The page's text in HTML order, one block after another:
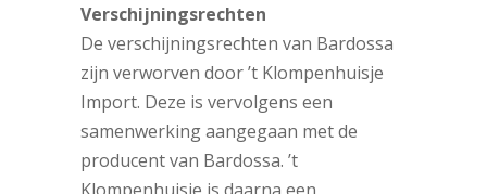
Verschijningsrechten
De verschijningsrechten van Bardossa
zijn verworven door ’t Klompenhuisje
Import. Deze is vervolgens een
samenwerking aangegaan met de
producent van Bardossa. ’t